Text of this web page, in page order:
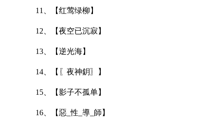
11、【红莺绿柳】
12、【夜空已沉寂】
13、【逆光海】
14、【〖夜神鈅〗】
15、【影子不孤单】
16、【惡_性_導_師】